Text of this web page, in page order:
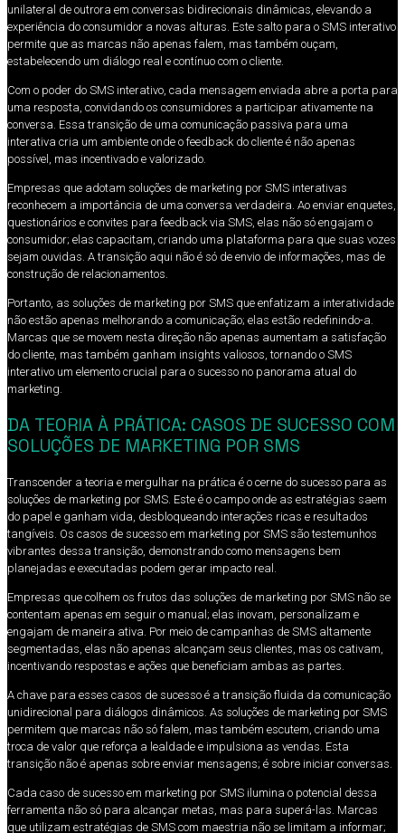
unilateral de outrora em conversas bidirecionais dinâmicas, elevando a
experiência do consumidor a novas alturas. Este salto para o SMS interativo
permite que as marcas não apenas falem, mas também ouçam,
estabelecendo um diálogo real e contínuo com o cliente.
Com o poder do SMS interativo, cada mensagem enviada abre a porta para
uma resposta, convidando os consumidores a participar ativamente na
conversa. Essa transição de uma comunicação passiva para uma
interativa cria um ambiente onde o feedback do cliente é não apenas
possível, mas incentivado e valorizado.
Empresas que adotam soluções de marketing por SMS interativas
reconhecem a importância de uma conversa verdadeira. Ao enviar enquetes,
questionários e convites para feedback via SMS, elas não só engajam o
consumidor; elas capacitam, criando uma plataforma para que suas vozes
sejam ouvidas. A transição aqui não é só de envio de informações, mas de
construção de relacionamentos.
Portanto, as soluções de marketing por SMS que enfatizam a interatividade
não estão apenas melhorando a comunicação; elas estão redefinindo-a.
Marcas que se movem nesta direção não apenas aumentam a satisfação
do cliente, mas também ganham insights valiosos, tornando o SMS
interativo um elemento crucial para o sucesso no panorama atual do
marketing.
DA TEORIA À PRÁTICA: CASOS DE SUCESSO COM
SOLUÇÕES DE MARKETING POR SMS
Transcender a teoria e mergulhar na prática é o cerne do sucesso para as
soluções de marketing por SMS. Este é o campo onde as estratégias saem
do papel e ganham vida, desbloqueando interações ricas e resultados
tangíveis. Os casos de sucesso em marketing por SMS são testemunhos
vibrantes dessa transição, demonstrando como mensagens bem
planejadas e executadas podem gerar impacto real.
Empresas que colhem os frutos das soluções de marketing por SMS não se
contentam apenas em seguir o manual; elas inovam, personalizam e
engajam de maneira ativa. Por meio de campanhas de SMS altamente
segmentadas, elas não apenas alcançam seus clientes, mas os cativam,
incentivando respostas e ações que beneficiam ambas as partes.
A chave para esses casos de sucesso é a transição fluida da comunicação
unidirecional para diálogos dinâmicos. As soluções de marketing por SMS
permitem que marcas não só falem, mas também escutem, criando uma
troca de valor que reforça a lealdade e impulsiona as vendas. Esta
transição não é apenas sobre enviar mensagens; é sobre iniciar conversas.
Cada caso de sucesso em marketing por SMS ilumina o potencial dessa
ferramenta não só para alcançar metas, mas para superá-las. Marcas
que utilizam estratégias de SMS com maestria não se limitam a informar;